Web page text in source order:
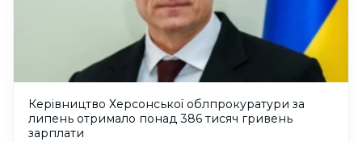
Керівництво Херсонської облпрокуратури за
липень отримало понад 386 тисяч гривень
зарплати